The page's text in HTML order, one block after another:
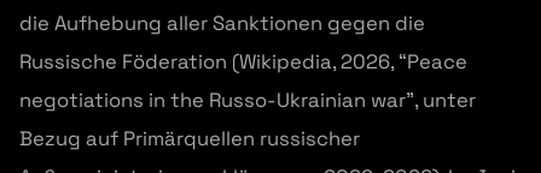
die Aufhebung aller Sanktionen gegen die
Russische Föderation (Wikipedia, 2026, “Peace
negotiations in the Russo-Ukrainian war”, unter
Bezug auf Primärquellen russischer